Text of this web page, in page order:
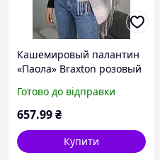
Кашемировый палантин
«Паола» Braxton розовый
Готово до відправки
657.99₴
Купити